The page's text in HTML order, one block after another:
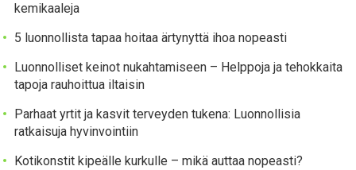
kemikaaleja
5 luonnollista tapaa hoitaa ärtynyttä ihoa nopeasti
Luonnolliset keinot nukahtamiseen – Helppoja ja tehokkaita
tapoja rauhoittua iltaisin
Parhaat yrtit ja kasvit terveyden tukena: Luonnollisia
ratkaisuja hyvinvointiin
Kotikonstit kipeälle kurkulle – mikä auttaa nopeasti?